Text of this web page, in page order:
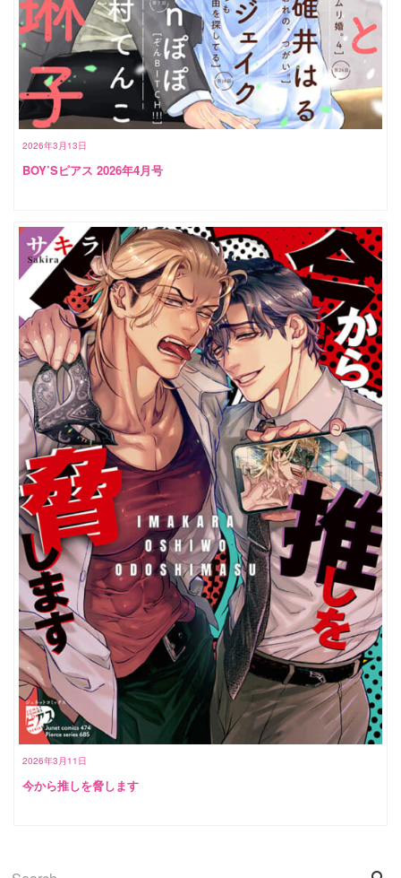
2026年3月13日
BOY’Sピアス 2026年4月号
2026年3月11日
今から推しを脅します